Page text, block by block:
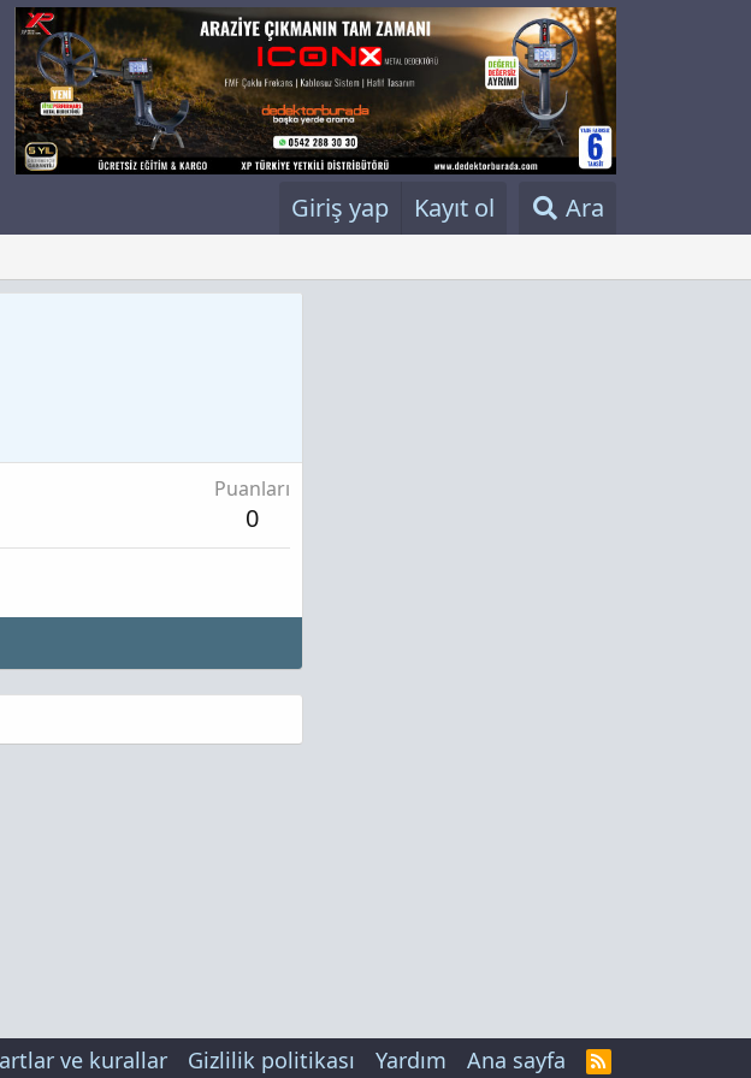
Giriş yap Kayıt ol Ara
Puanları
0
ve kurallar Gizlilik politikası Yardım Ana sayfa